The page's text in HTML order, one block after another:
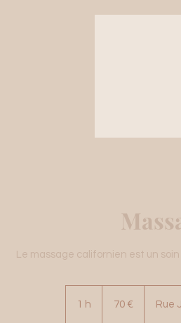
Le massage californien est un
1 h 70 € Rue